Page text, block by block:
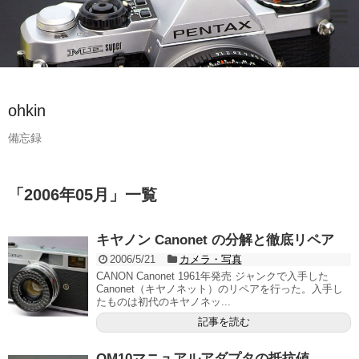
ohkin
備忘録
「 2006年05月 」 一覧
キヤノン Canonet の分解と徹底リペア
2006/5/21
カメラ・写真
CANON Canonet 1961年発売 ジャンクで入手した
Canonet（キヤノネット）のリペアを行った。入手し
たものは初代のキヤノネッ...
記事を読む